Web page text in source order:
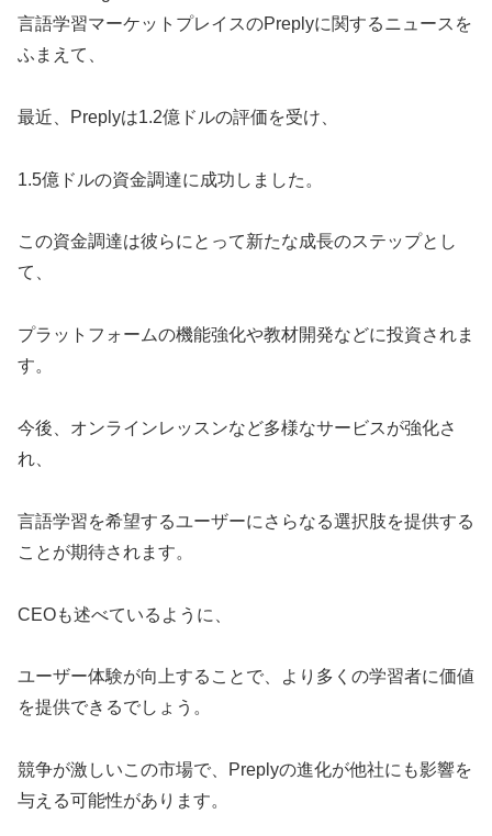
言語学習マーケットプレイスのPreplyに関するニュースを
ふまえて、
最近、Preplyは1.2億ドルの評価を受け、
1.5億ドルの資金調達に成功しました。
この資金調達は彼らにとって新たな成長のステップとし
て、
プラットフォームの機能強化や教材開発などに投資されま
す。
今後、オンラインレッスンなど多様なサービスが強化さ
れ、
言語学習を希望するユーザーにさらなる選択肢を提供する
ことが期待されます。
CEOも述べているように、
ユーザー体験が向上することで、より多くの学習者に価値
を提供できるでしょう。
競争が激しいこの市場で、Preplyの進化が他社にも影響を
与える可能性があります。